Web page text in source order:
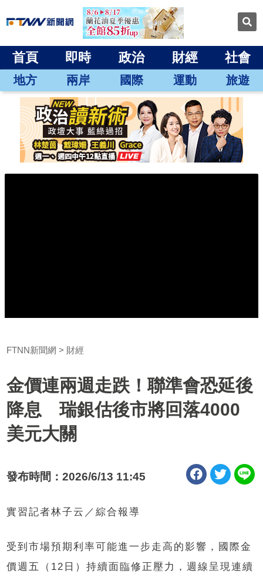
首頁 即時 政治 財經 社會
地方 兩岸 國際 運動 旅遊
FTNN新聞網 財經
金價連兩週走跌！聯準會恐延後
降息 瑞銀估後市將回落4000
美元大關
發布時間：2026/6/13 11:45
實習記者林子云／綜合報導
受到市場預期利率可能進一步走高的影響，國際金
價週五（12日）持續面臨修正壓力，週線呈現連續